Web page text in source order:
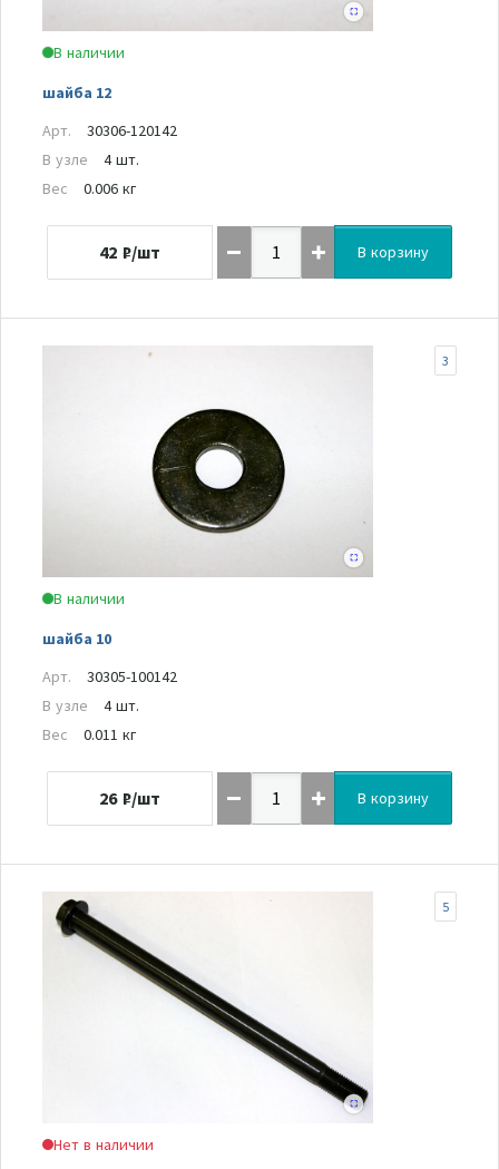
В наличии
шайба 12
Арт.
30306-120142
В узле
4 шт.
Вес
0.006 кг
42 ₽/шт В корзину
В наличии
шайба 10
3
Арт.
30305-100142
В узле
4 шт.
Вес
0.011 кг
26 ₽/шт В корзину
Нет в наличии
5